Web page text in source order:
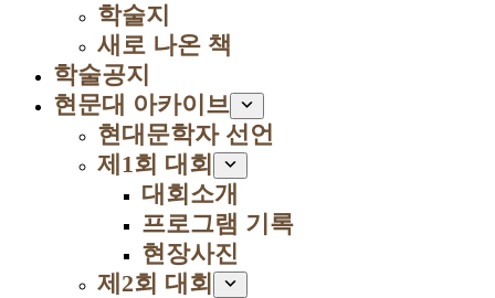
학술지
새로 나온 책
학술공지
현문대 아카이브
현대문학자 선언
제1회 대회
대회소개
프로그램 기록
현장사진
제2회 대회